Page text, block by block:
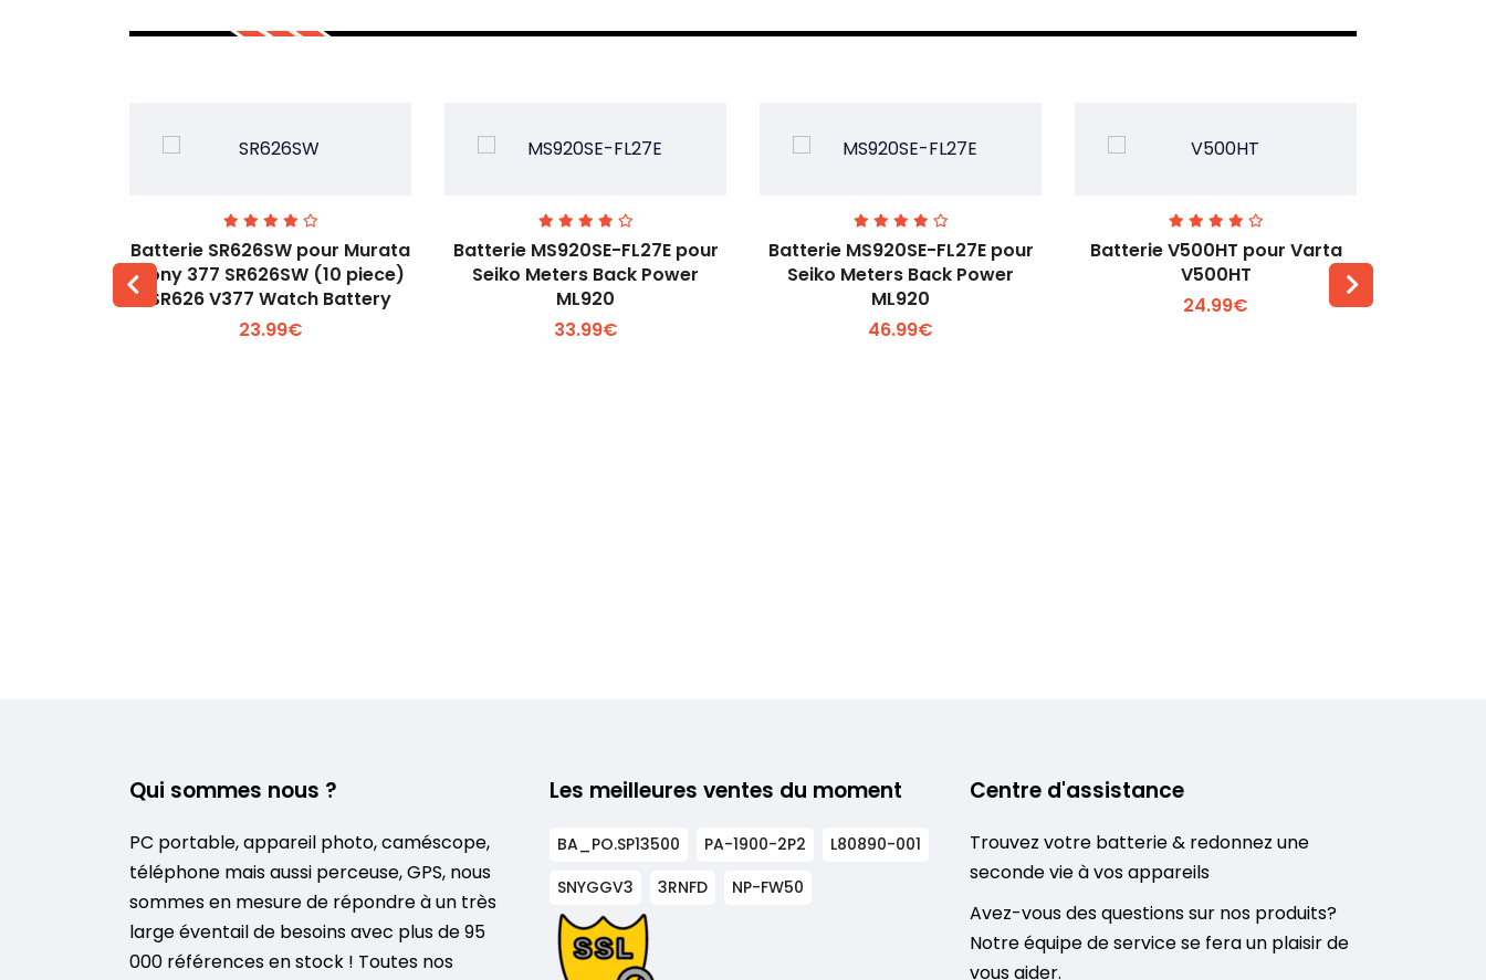
Voir plus +
Batterie SR626SW pour Murata
Sony 377 SR626SW (10 piece)
SR626 V377 Watch Battery
23.99€
Voir plus +
Batterie MS920SE-FL27E pour
Seiko Meters Back Power
ML920
33.99€
Voir plus +
Batterie MS920SE-FL27E pour
Seiko Meters Back Power
ML920
46.99€
Voir plus +
Batterie V500HT pour Varta
V500HT
24.99€
Qui sommes nous ?
PC portable, appareil photo, caméscope,
téléphone mais aussi perceuse, GPS, nous
sommes en mesure de répondre à un très
large éventail de besoins avec plus de 95
000 références en stock ! Toutes nos
Les meilleures ventes du moment
BA_PO.SP13500 PA-1900-2P2
L80890-001
SNYGGV3
3RNFD NP-FW50
Centre d'assistance
Trouvez votre batterie & redonnez une
seconde vie à vos appareils
Avez-vous des questions sur nos produits?
Notre équipe de service se fera un plaisir de
vous aider.